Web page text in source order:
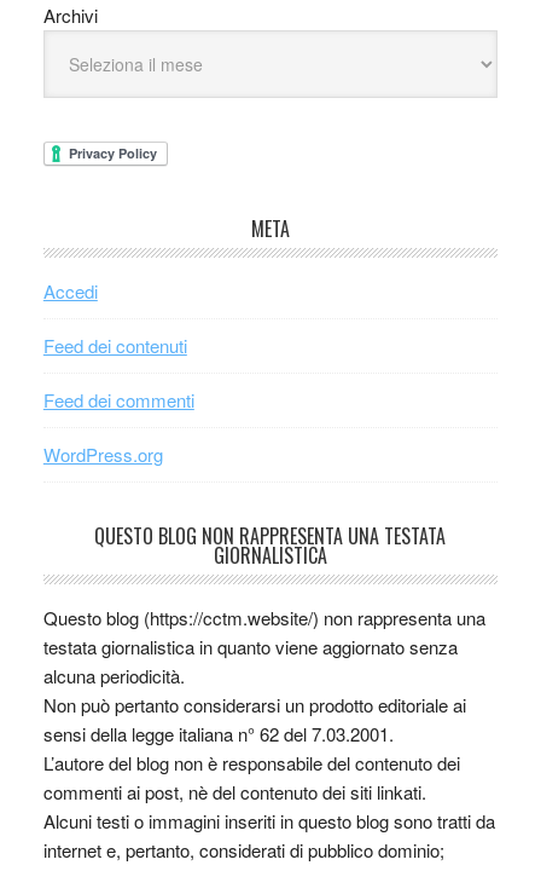
Archivi
META
Accedi
Feed dei contenuti
Feed dei commenti
WordPress.org
QUESTO BLOG NON RAPPRESENTA UNA TESTATA
GIORNALISTICA
Questo blog (https://cctm.website/) non rappresenta una
testata giornalistica in quanto viene aggiornato senza
alcuna periodicità.
Non può pertanto considerarsi un prodotto editoriale ai
sensi della legge italiana n° 62 del 7.03.2001.
L’autore del blog non è responsabile del contenuto dei
commenti ai post, nè del contenuto dei siti linkati.
Alcuni testi o immagini inseriti in questo blog sono tratti da
internet e, pertanto, considerati di pubblico dominio;